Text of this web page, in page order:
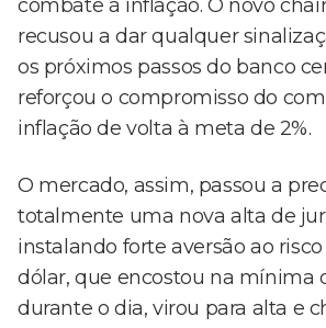
combate à inflação. O novo
recusou a dar qualquer
os próximos passos do banco
reforçou o compromisso do
inflação de volta à meta de 2%.
O mercado, assim, passou a
totalmente uma nova alta de
instalando forte aversão ao
dólar, que encostou na mínima
durante o dia, virou para alta e